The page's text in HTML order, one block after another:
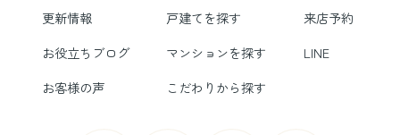
更新情報
戸建てを探す
来店予約
お役立ちブログ
マンションを探す
LINE
お客様の声
こだわりから探す